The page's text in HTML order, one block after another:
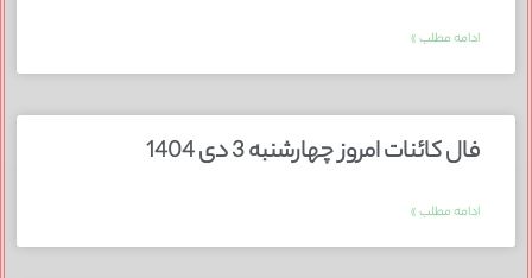
ادامه مطلب »
فال کائنات امروز چهارشنبه 3 دی 1404
ادامه مطلب »